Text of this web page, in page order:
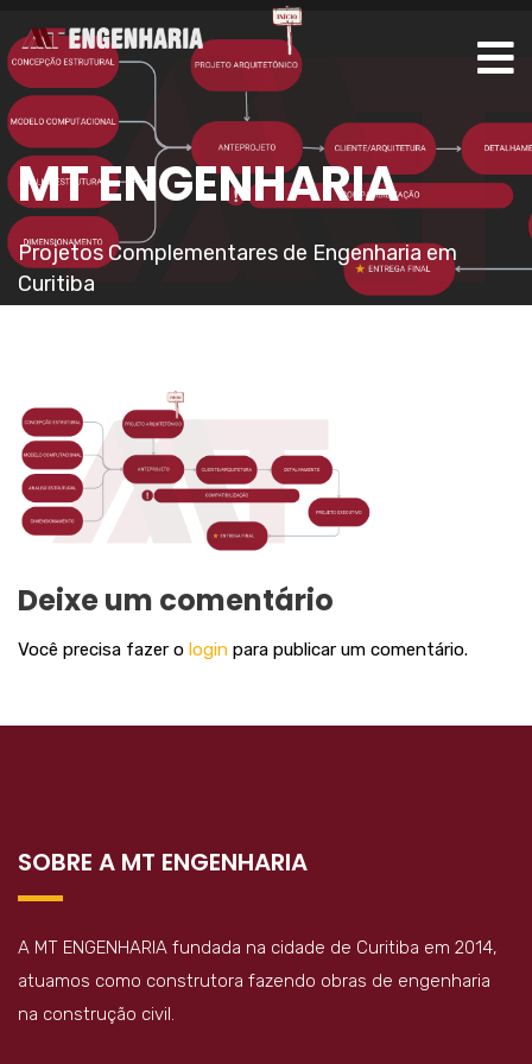
MT ENGENHARIA
Projetos Complementares de Engenharia em
Curitiba
Deixe um comentário
Você precisa fazer o login para publicar um comentário.
SOBRE A MT ENGENHARIA
A MT ENGENHARIA fundada na cidade de Curitiba em 2014,
atuamos como construtora fazendo obras de engenharia
na construção civil.